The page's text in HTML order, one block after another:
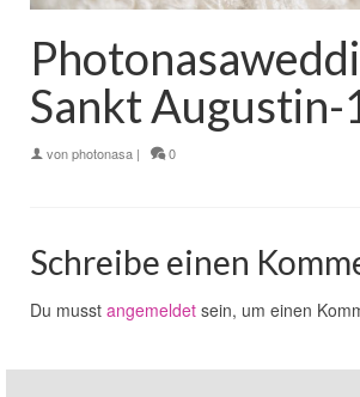
Sankt Augustin-
vonphotonasa | 0
Schreibe einen
Du musst angemeldet sein, um einen